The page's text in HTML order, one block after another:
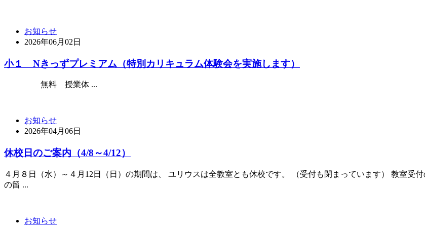
お知らせ
2026年06月02日
小１ Nきっずプレミアム（特別カリキュラム体験会を実施します）
無料 授業体 ...
お知らせ
2026年04月06日
休校日のご案内（4/8～4/12）
４月８日（水）～４月12日（日）の期間は、 ユリウスは全教室とも休校です。 （受付も閉まっています） 教室受
の留 ...
お知らせ